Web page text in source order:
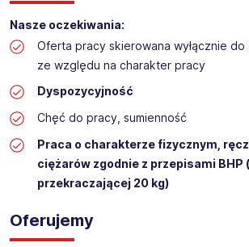
Lokalizacja: Konin
Nasze oczekiwania:
Oferta pracy skierowana wyłącznie do
ze względu na charakter pracy
Dyspozycyjność
Chęć do pracy, sumienność
Praca o charakterze fizycznym,
ciężarów zgodnie z przepisami BHP
przekraczającej 20 kg)
Oferujemy